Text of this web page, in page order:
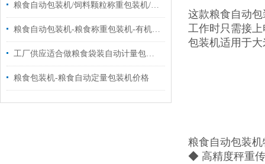
粮食自动包装机/饲料颗粒称重包装机/自动封口包装机设备
粮食自动包装机-粮食称重包装机-有机肥料包装机厂家
工厂供应适合做粮食袋装自动计量包装机10-50千克
粮食包装机-粮食自动定量包装机价格
这款粮食自动
工作时只需接
包装机适用于
粮食自动包装
◆ 高精度秤重